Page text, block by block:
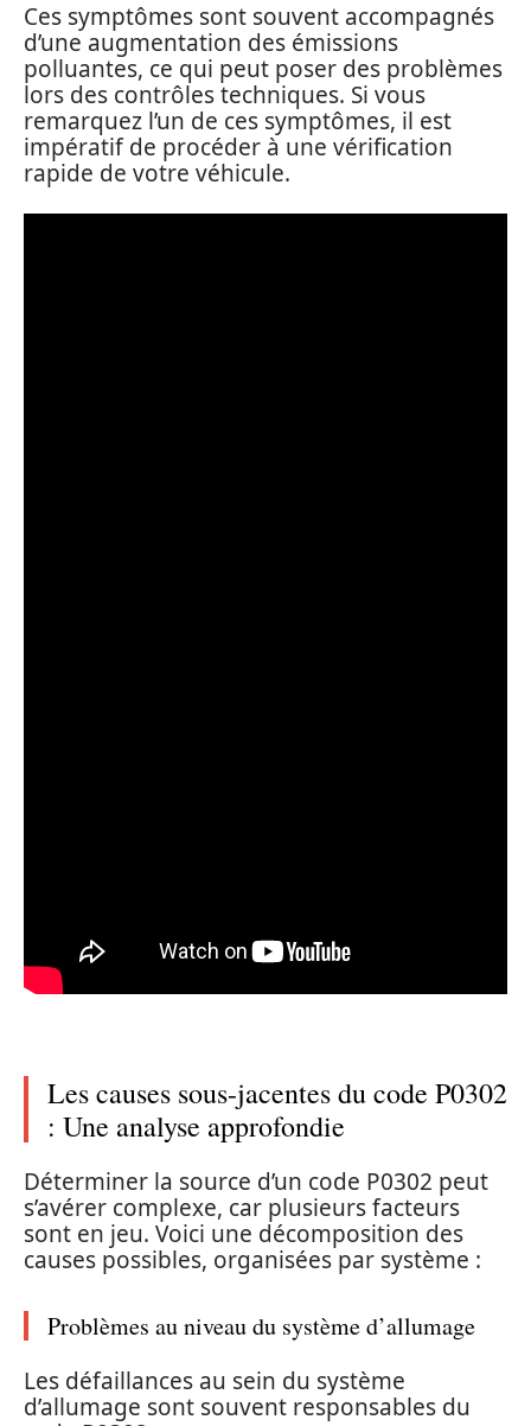
Ces symptômes sont souvent accompagnés
d’une augmentation des émissions
polluantes, ce qui peut poser des problèmes
lors des contrôles techniques. Si vous
remarquez l’un de ces symptômes, il est
impératif de procéder à une vérification
rapide de votre véhicule.
Les causes sous-jacentes du code P0302
: Une analyse approfondie
Déterminer la source d’un code P0302 peut
s’avérer complexe, car plusieurs facteurs
sont en jeu. Voici une décomposition des
causes possibles, organisées par système :
Problèmes au niveau du système d’allumage
Les défaillances au sein du système
d’allumage sont souvent responsables du